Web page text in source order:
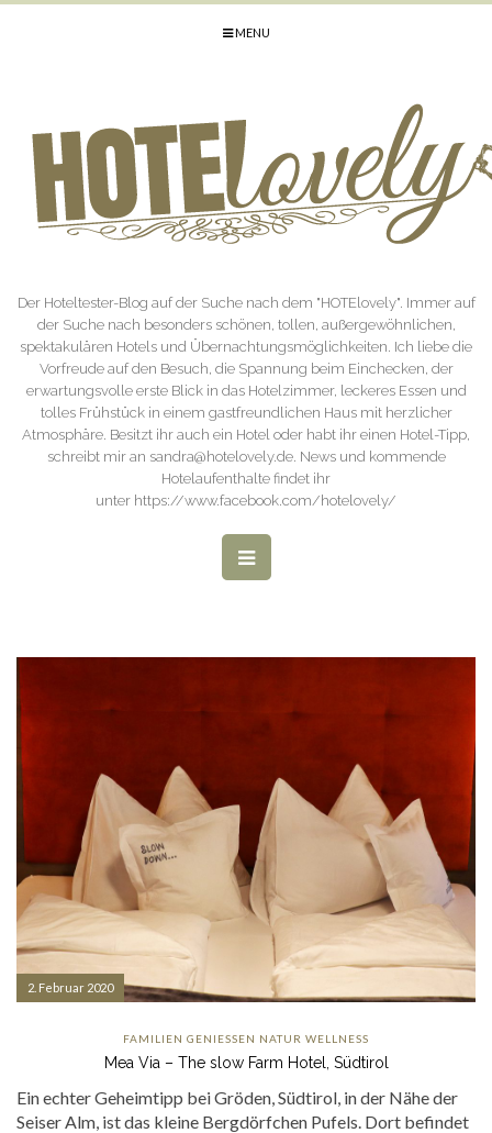
MENU
Der Hoteltester-Blog auf der Suche nach dem "HOTElovely". Immer auf
der Suche nach besonders schönen, tollen, außergewöhnlichen,
spektakulären Hotels und Übernachtungsmöglichkeiten. Ich liebe die
Vorfreude auf den Besuch, die Spannung beim Einchecken, der
erwartungsvolle erste Blick in das Hotelzimmer, leckeres Essen und
tolles Frühstück in einem gastfreundlichen Haus mit herzlicher
Atmosphäre. Besitzt ihr auch ein Hotel oder habt ihr einen Hotel-Tipp,
schreibt mir an sandra@hotelovely.de. News und kommende
Hotelaufenthalte findet ihr
unter https://www.facebook.com/hotelovely/
2. Februar 2020
FAMILIEN GENIESSEN NATUR WELLNESS
Mea Via – The slow Farm Hotel, Südtirol
Ein echter Geheimtipp bei Gröden, Südtirol, in der Nähe der
Seiser Alm, ist das kleine Bergdörfchen Pufels. Dort befindet